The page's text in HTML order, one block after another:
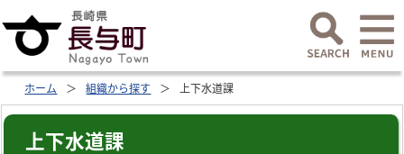
ホーム 組織から探す 上下水道課
上下水道課